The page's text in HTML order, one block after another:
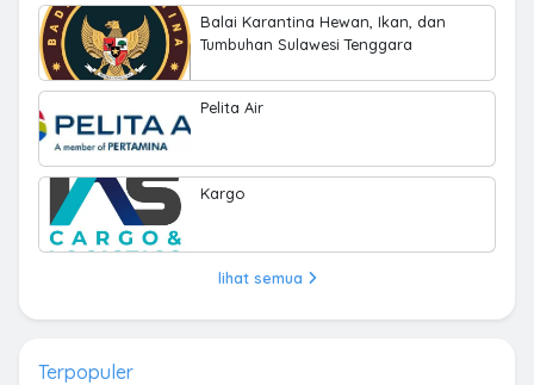
Balai Karantina Hewan, Ikan, dan
Tumbuhan Sulawesi Tenggara
Pelita Air
Kargo
lihat semua
Terpopuler